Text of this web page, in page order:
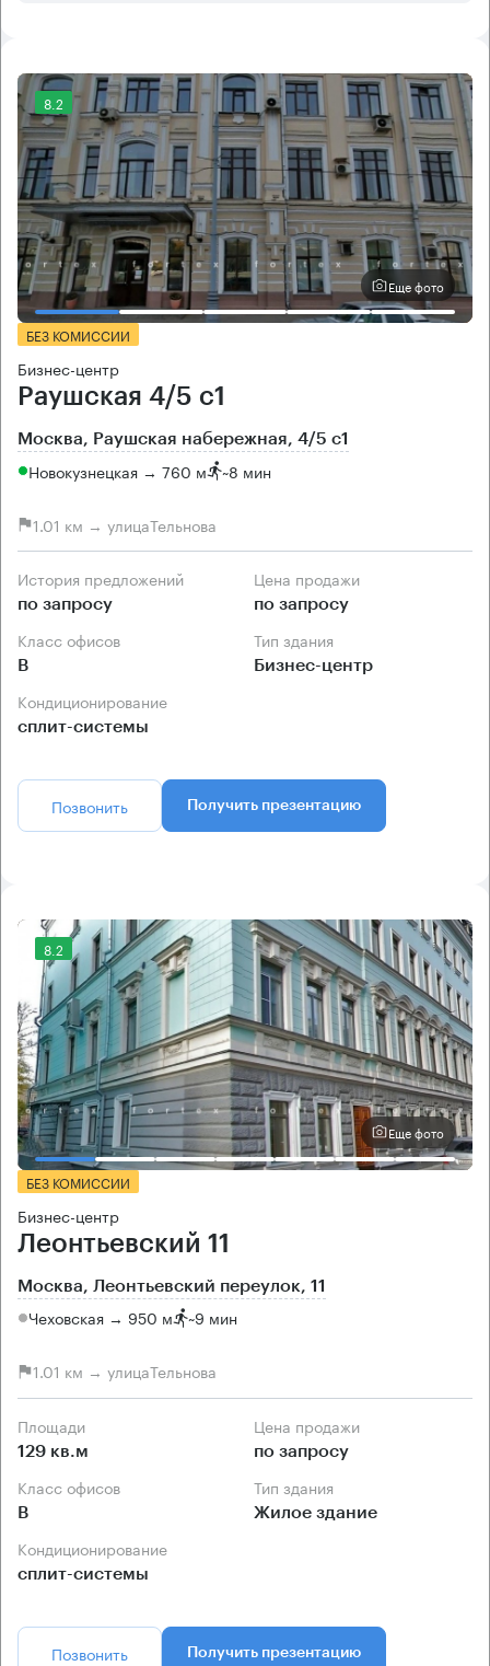
8.2
Еще фото
БЕЗ КОМИССИИ
Бизнес-центр
Раушская 4/5 с1
Москва, Раушская набережная, 4/5 с1
Новокузнецкая → 760 м ~8 мин
1.01 км → улицаТельнова
История предложений
по запросу
Цена продажи
по запросу
Класс офисов
B
Тип здания
Бизнес-центр
Кондиционирование
сплит-системы
Позвонить Получить презентацию
8.2
Еще фото
БЕЗ КОМИССИИ
Бизнес-центр
Леонтьевский 11
Москва, Леонтьевский переулок, 11
Чеховская → 950 м ~9 мин
1.01 км → улицаТельнова
Площади
129 кв.м
Цена продажи
по запросу
Класс офисов
B
Тип здания
Жилое здание
Кондиционирование
сплит-системы
Позвонить Получить презентацию